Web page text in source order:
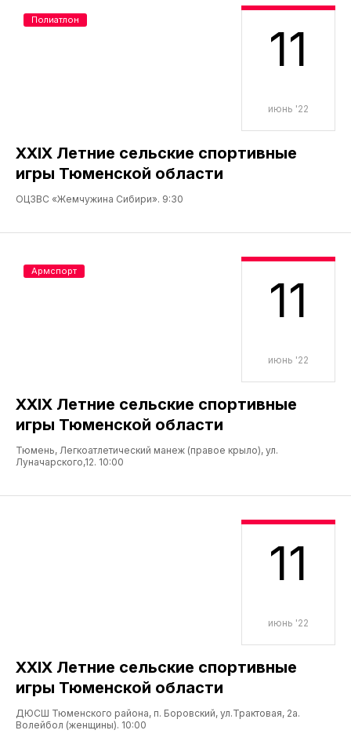
11
июнь '22
XXIX Летние сельские спортивные
игры Тюменской области
ОЦЗВС «Жемчужина Сибири». 9:30
Полиатлон
11
июнь '22
XXIX Летние сельские спортивные
игры Тюменской области
Тюмень, Легкоатлетический манеж (правое крыло), ул.
Луначарского,12. 10:00
Армспорт
11
июнь '22
XXIX Летние сельские спортивные
игры Тюменской области
ДЮСШ Тюменского района, п. Боровский, ул.Трактовая, 2а.
Волейбол (женщины). 10:00